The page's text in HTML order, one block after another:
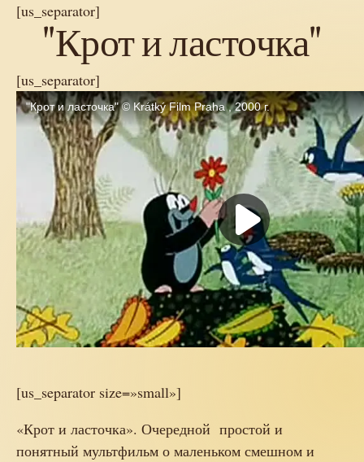
[us_separator]
"Крот и ласточка"
[us_separator]
[us_separator size=»small»]
«Крот и ласточка». Очередной простой и
понятный мультфильм о маленьком смешном и